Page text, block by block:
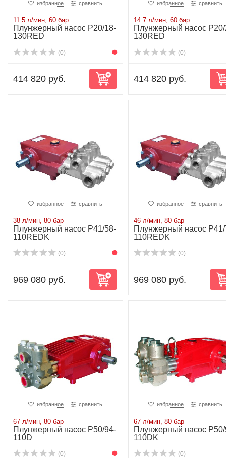
избранное сравнить
11.5 л/мин, 60 бар
Плунжерный насос P20/18-
130RED
(0)
414 820 руб.
избранное сравнить
14.7 л/мин, 60 бар
Плунжерный насос
130RED
(0)
414 820 руб.
избранное сравнить
38 л/мин, 80 бар
Плунжерный насос P41/58-
110REDK
(0)
969 080 руб.
избранное сравнить
46 л/мин, 80 бар
Плунжерный насос
110REDK
(0)
969 080 руб.
избранное сравнить
67 л/мин, 80 бар
Плунжерный насос P50/94-
110D
(0)
избранное сравнить
67 л/мин, 80 бар
Плунжерный насос
110DK
(0)